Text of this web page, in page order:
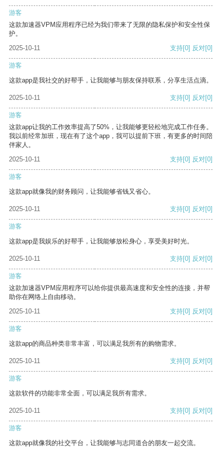
游客
这款加速器VPM应用程序已经为我们带来了无限的隐私保护和安全性保
护。
2025-10-11
支持[0] 反对[0]
游客
这款app是我社交的好帮手，让我能够与朋友保持联系，分享生活点滴。
2025-10-11 支持[0] 反对[0]
游客
这款app让我的工作效率提高了50%，让我能够更轻松地完成工作任务。
我以前经常加班，现在有了这个app，我可以提前下班，有更多的时间陪
伴家人。
2025-10-11
支持[0] 反对[0]
游客
这款app就像我的财务顾问，让我能够省钱又省心。
2025-10-11 支持[0] 反对[0]
游客
这款app是我娱乐的好帮手，让我能够放松身心，享受美好时光。
2025-10-11 支持[0] 反对[0]
游客
这款加速器VPM应用程序可以给你提供最高速度和安全性的连接，并帮
助你在网络上自由移动。
2025-10-11
支持[0] 反对[0]
游客
这款app的商品种类非常丰富，可以满足我所有的购物需求。
2025-10-11 支持[0] 反对[0]
游客
这款软件的功能非常全面，可以满足我所有需求。
2025-10-11 支持[0] 反对[0]
游客
这款app就像我的社交平台，让我能够与志同道合的朋友一起交流。